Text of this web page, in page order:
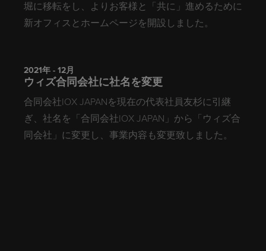
堀に移転をし、よりお客様と「共に」進めるために
新オフィスとホームページを開設しました。
2021年 - 12月
ウィズ合同会社に社名を変更
合同会社IOX JAPANを現在の代表社員友杉に引継
ぎ、社名を「合同会社IOX JAPAN」から「ウィズ合
同会社」に変更し、事業内容も変更致しました。